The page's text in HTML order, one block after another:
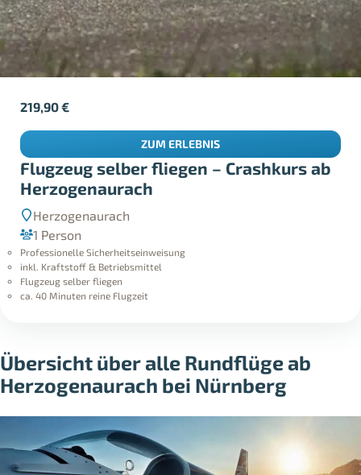
Flugzeug selber fliegen – Crashkurs ab
Herzogenaurach
Herzogenaurach
1 Person
Professionelle Sicherheitseinweisung
inkl. Kraftstoff & Betriebsmittel
Flugzeug selber fliegen
ca. 40 Minuten reine Flugzeit
219,90€
ZUM ERLEBNIS
Übersicht über alle Rundflüge ab
Herzogenaurach bei Nürnberg